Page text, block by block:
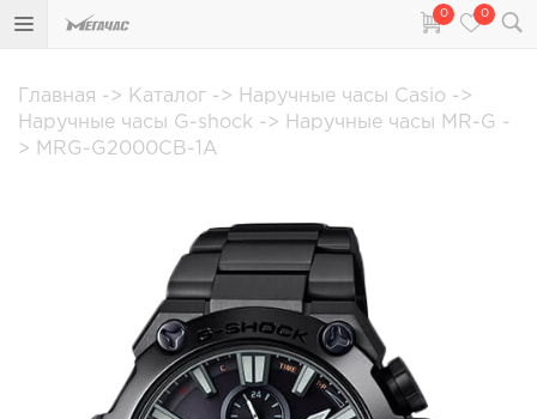
0 0
Главная -> Каталог -> Наручные часы Casio ->
Наручные часы G-shock -> Наручные часы MR-G -
> MRG-G2000CB-1A